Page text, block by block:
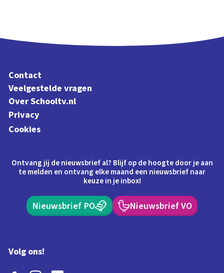
Contact
Veelgestelde vragen
Over Schooltv.nl
Privacy
Cookies
Ontvang jij de nieuwsbrief al? Blijf op de hoogte door je aan
te melden en ontvang elke maand een nieuwsbrief naar
keuze in je inbox!
Nieuwsbrief PO Nieuwsbrief VO
Volg ons!